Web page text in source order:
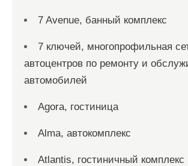
7 Avenue, банный комплекс
7 ключей, многопрофильная
автоцентров по ремонту и
автомобилей
Agora, гостиница
Alma, автокомплекс
Atlantis, гостиничный комплекс